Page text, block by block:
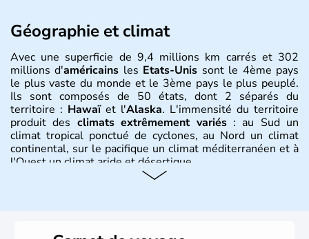
Géographie et climat
Avec une superficie de 9,4 millions km carrés et 302
millions d'américains les Etats-Unis sont le 4ème pays
le plus vaste du monde et le 3ème pays le plus peuplé.
Ils sont composés de 50 états, dont 2 séparés du
territoire : Hawaïet l'Alaska. L'immensité du territoire
produit des climats extrêmement variés: au Sud un
climat tropical ponctué de cyclones, au Nord un climat
continental, sur le pacifique un climat méditerranéen et à
l'Ouest un climat aride et désertique.